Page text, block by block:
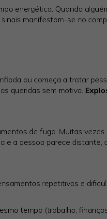
energético. Quando
manifestam-se no
ou começa a tratar
queridas sem motivo.
de fuga. Muitas vezes
e a pessoa parece distante,
repetitivos e
tempo (trabalho,